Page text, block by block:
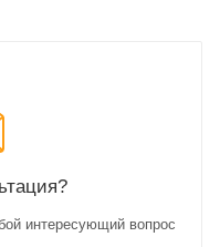
интересующий вопрос